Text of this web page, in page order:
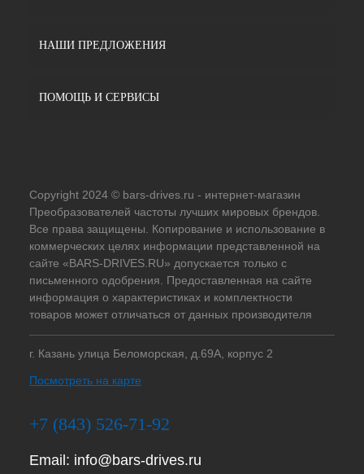
НАШИ ПРЕДЛОЖЕНИЯ
ПОМОЩЬ И СЕРВИСЫ
Copyright 2024 © bars-drives.ru - интернет-магазин
Преобразователей частоты лучших мировых брендов.
Все права защищены. Копирование и использование в
коммерческих целях информации представленной на
сайте «BARS-DRIVES.RU» допускается только с
письменного одобрения. Предоставленная на сайте
информация о характеристиках и комплектности
товаров может отличаться от данных производителя
г. Казань улица Беломорская, д.69А, корпус 2
Посмотреть на карте
+7 (843) 526-71-92
Email: info@bars-drives.ru